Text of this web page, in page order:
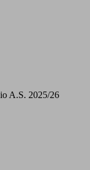
A.S. 2025/26